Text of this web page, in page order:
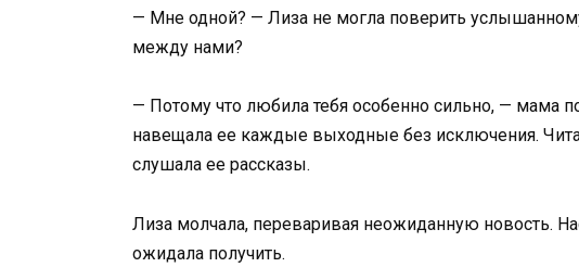
— Мне одной? — Лиза не могла поверить
между нами?
— Потому что любила тебя особенно сильно, — мама
навещала ее каждые выходные без исключения.
слушала ее рассказы.
Лиза молчала, переваривая неожиданную новость.
ожидала получить.